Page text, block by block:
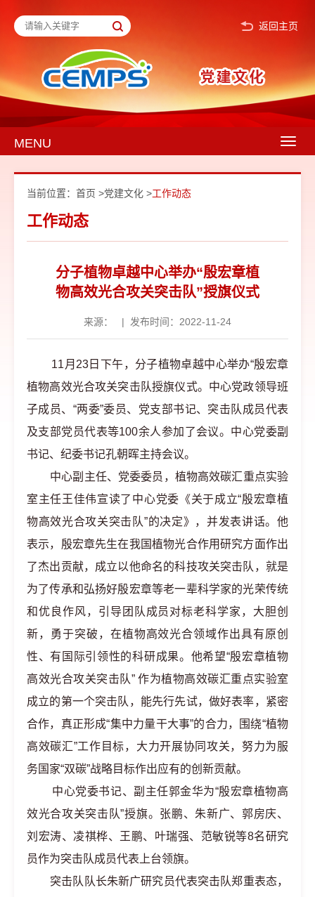
返回主页
MENU
当前位置： 首页 >党建文化 >工作动态
工作动态
分子植物卓越中心举办“殷宏章植
物高效光合攻关突击队”授旗仪式
来源： | 发布时间：2022-11-24
11月23日下午，分子植物卓越中心举办“殷宏章
植物高效光合攻关突击队授旗仪式。中心党政领导班
子成员、“两委”委员、党支部书记、突击队成员代表
及支部党员代表等100余人参加了会议。中心党委副
书记、纪委书记孔朝晖主持会议。
中心副主任、党委委员，植物高效碳汇重点实验
室主任王佳伟宣读了中心党委《关于成立“殷宏章植
物高效光合攻关突击队”的决定》，并发表讲话。他
表示，殷宏章先生在我国植物光合作用研究方面作出
了杰出贡献，成立以他命名的科技攻关突击队，就是
为了传承和弘扬好殷宏章等老一辈科学家的光荣传统
和优良作风，引导团队成员对标老科学家，大胆创
新，勇于突破，在植物高效光合领域作出具有原创
性、有国际引领性的科研成果。他希望“殷宏章植物
高效光合攻关突击队” 作为植物高效碳汇重点实验室
成立的第一个突击队，能先行先试，做好表率，紧密
合作，真正形成“集中力量干大事”的合力，围绕“植物
高效碳汇”工作目标，大力开展协同攻关，努力为服
务国家“双碳”战略目标作出应有的创新贡献。
中心党委书记、副主任郭金华为“殷宏章植物高
效光合攻关突击队”授旗。张鹏、朱新广、郭房庆、
刘宏涛、凌祺桦、王鹏、叶瑞强、范敏锐等8名研究
员作为突击队成员代表上台领旗。
突击队队长朱新广研究员代表突击队郑重表态，